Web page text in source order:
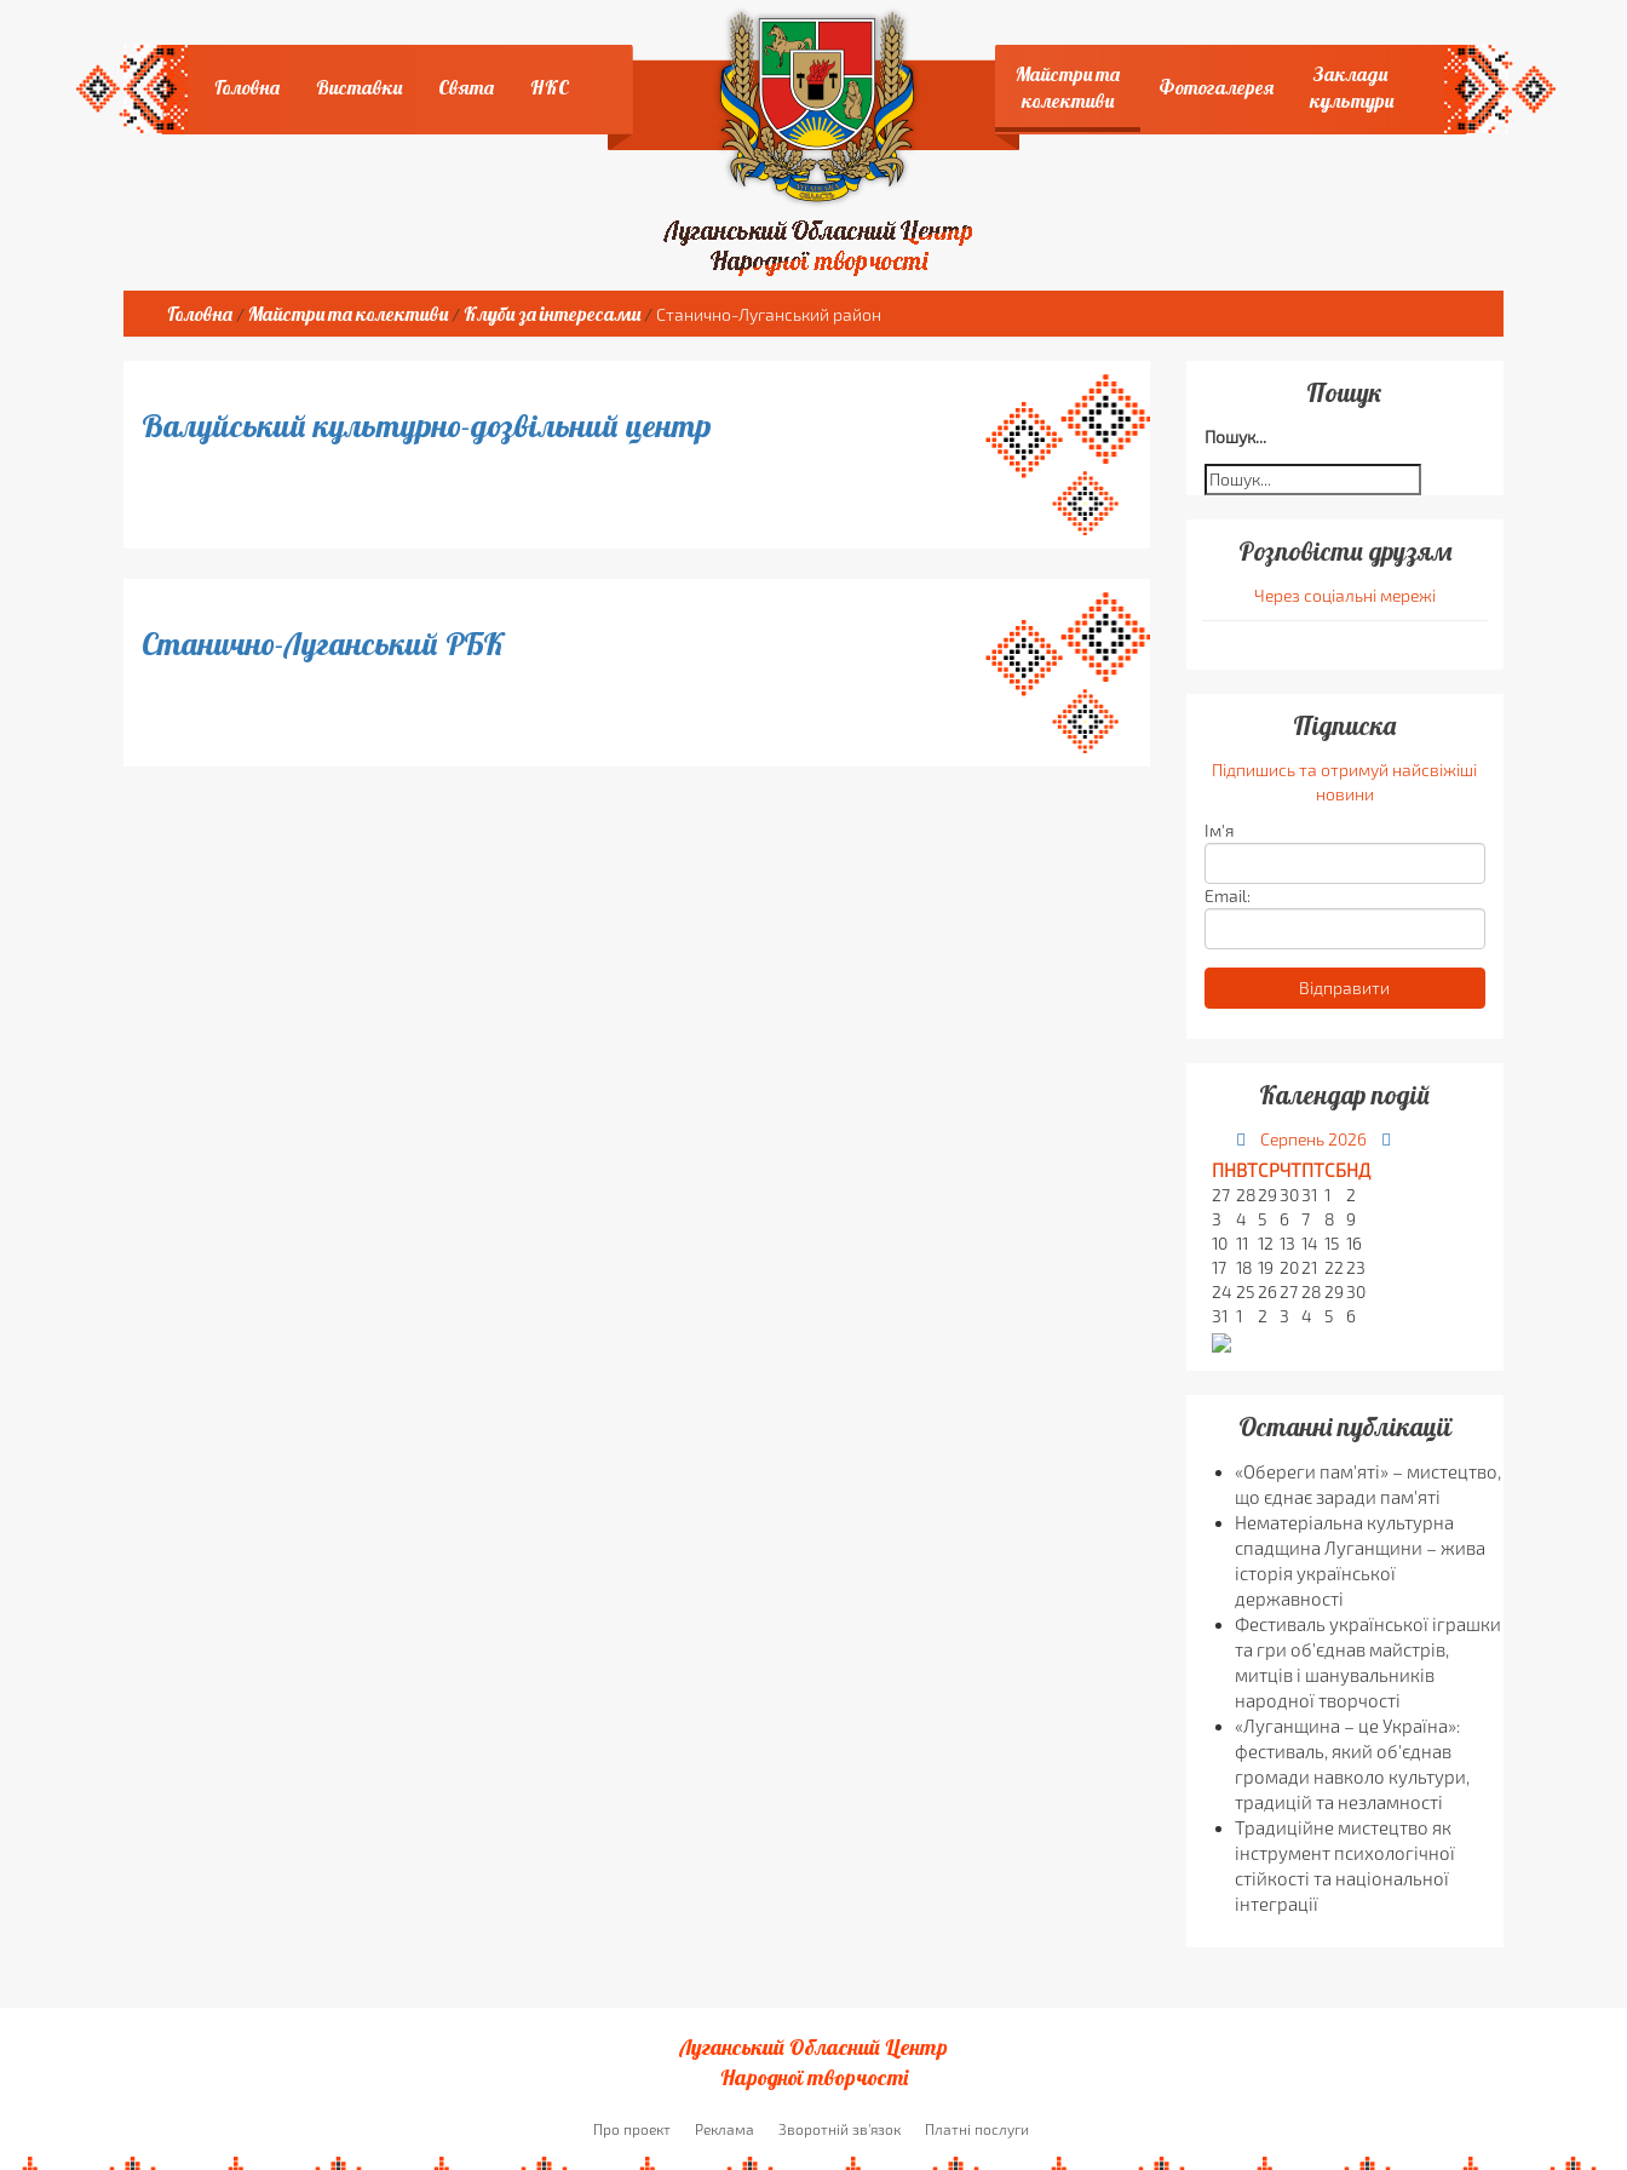
Головна Виставки Свята НКС
Майстри та
колективи
Фотогалерея
Заклади
культури
Головна / Майстри та колективи / Клуби за інтересами / Станично-Луганський район
Валуйський культурно-дозвільний центр
Станично-Луганський РБК
Пошук
Пошук...
Розповісти друзям
Через соціальні мережі
Підписка
Підпишись та отримуй найсвіжіші
новини
Ім'я
Email:
Календар подій
Серпень 2026
ПНВТСРЧТПТСБНД
27 2829 3031 1
2
3
4 5 6 7 8 9
10 11 12 13 14 15 16
17 18 19 2021 22 23
24 25 2627 28 29 30
31 1 2 3 4 5 6
Останні публікації
«Обереги пам'яті» – мистецтво,
що єднає заради пам'яті
Нематеріальна культурна
спадщина Луганщини – жива
історія української
державності
Фестиваль української іграшки
та гри об'єднав майстрів,
митців і шанувальників
народної творчості
«Луганщина – це Україна»:
фестиваль, який об'єднав
громади навколо культури,
традицій та незламності
Традиційне мистецтво як
інструмент психологічної
стійкості та національної
інтеграції
Луганський Обласний Центр
Народної творчості
Про проект Реклама Зворотній зв'язок Платні послуги